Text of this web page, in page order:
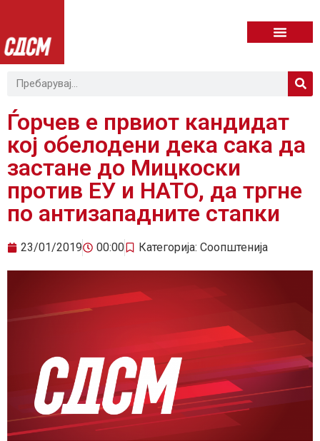
Ѓорчев е првиот кандидат
кој обелодени дека сака да
застане до Мицкоски
против ЕУ и НАТО, да тргне
по антизападните стапки
23/01/2019 00:00 Категорија: Соопштенија